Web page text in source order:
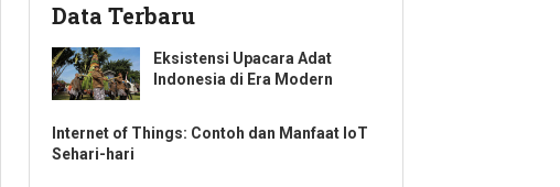
Data Terbaru
Eksistensi Upacara Adat
Indonesia di Era Modern
Internet of Things: Contoh dan Manfaat IoT
Sehari-hari